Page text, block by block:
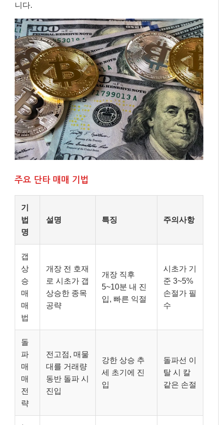
니다.
주요 단타 매매 기법
기
법
명
설명 특징 주의사항
갭
상
승
매
매
법
개장 전 호재
로 시초가 갭
상승한 종목
공략
개장 직후
5~10분 내 진
입, 빠른 익절
시초가 기
준 3~5%
손절가 필
수
돌
파
매
매
전
략
전고점, 매물
대를 거래량
동반 돌파 시
진입
강한 상승 추
세 초기에 진
입
돌파선 이
탈 시 칼
같은 손절